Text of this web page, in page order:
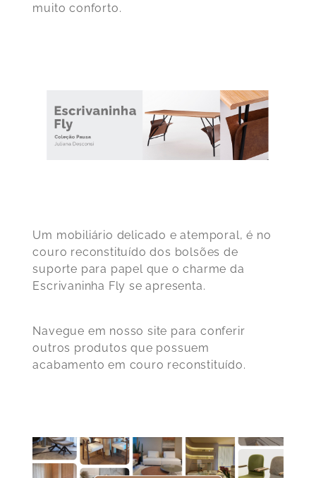
muito conforto.
Um mobiliário delicado e atemporal, é no
couro reconstituído dos bolsões de
suporte para papel que o charme da
Escrivaninha Fly se apresenta.
Navegue em nosso site para conferir
outros produtos que possuem
acabamento em couro reconstituído.